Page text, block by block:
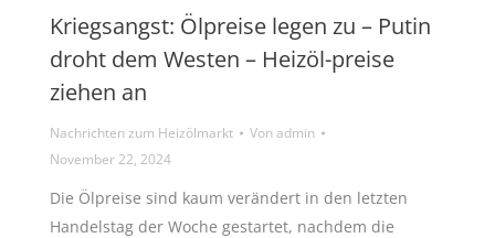
Kriegsangst: Ölpreise legen zu – Putin
droht dem Westen – Heizöl-preise
ziehen an
Nachrichten zum Heizölmarkt Vonadmin
November 22, 2024
Die Ölpreise sind kaum verändert in den letzten
Handelstag der Woche gestartet, nachdem die